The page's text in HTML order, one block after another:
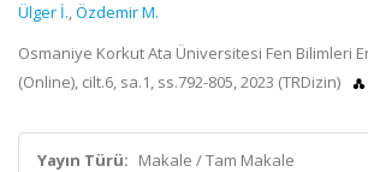
Ülger İ.,Özdemir M.
Osmaniye Korkut Ata Üniversitesi Fen Bilimleri
(Online), cilt.6, sa.1, ss.792-805, 2023 (TRDizin)
Yayın Türü: Makale / Tam Makale